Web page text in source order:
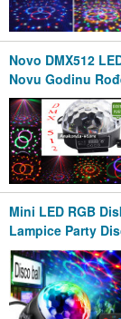
Novo DMX512
Novu Godinu
Mini LED RGB
Lampice Party